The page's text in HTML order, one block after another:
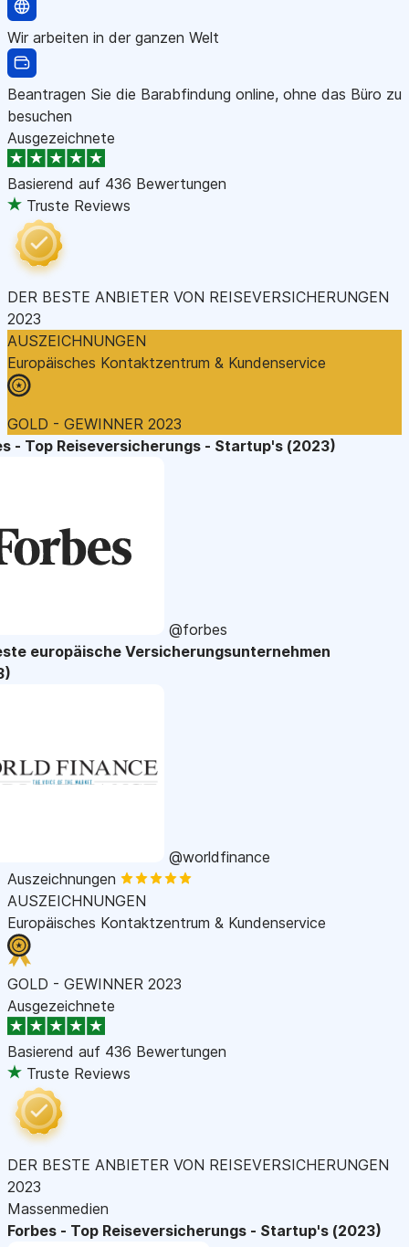
Wir arbeiten in der ganzen Welt
Beantragen Sie die Barabfindung online, ohne das Büro zu
besuchen
Ausgezeichnete
Basierend auf 436 Bewertungen
Truste Reviews
DER BESTE ANBIETER VON REISEVERSICHERUNGEN
2023
AUSZEICHNUNGEN
Europäisches Kontaktzentrum & Kundenservice
GOLD - GEWINNER 2023
- Top Reiseversicherungs - Startup's (2023)
@forbes
europäische Versicherungsunternehmen
@worldfinance
Auszeichnungen
AUSZEICHNUNGEN
Europäisches Kontaktzentrum & Kundenservice
GOLD - GEWINNER 2023
Ausgezeichnete
Basierend auf 436 Bewertungen
Truste Reviews
DER BESTE ANBIETER VON REISEVERSICHERUNGEN
2023
Massenmedien
Forbes - Top Reiseversicherungs - Startup's (2023)